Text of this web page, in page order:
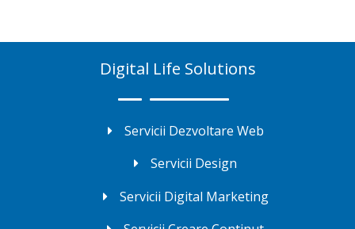
Digital Life Solutions
Servicii Dezvoltare Web
Servicii Design
Servicii Digital Marketing